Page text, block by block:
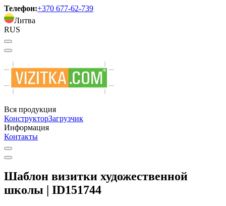
Телефон:+370 677-62-739
Литва
RUS
Вся продукция
КонструкторЗагрузчик
Информация
Контакты
Шаблон визитки художественной
школы | ID151744